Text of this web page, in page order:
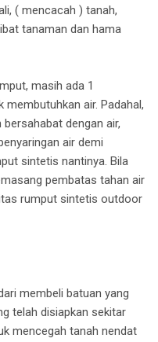
( mencacah ) tanah,
tanaman dan hama
masih ada 1
air. Padahal,
dengan air,
air demi
sintetis nantinya. Bila
pembatas tahan air
rumput sintetis outdoor
membeli batuan yang
telah disiapkan sekitar
mencegah tanah nendat